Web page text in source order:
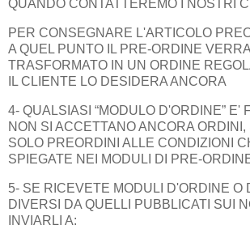
QUANDO CONTATTEREMO I NOSTRI
PER CONSEGNARE L'ARTICOLO
A QUEL PUNTO IL PRE-ORDINE
TRASFORMATO IN UN ORDINE
IL CLIENTE LO DESIDERA ANCORA
4- QUALSIASI “MODULO D'ORDINE” E'
NON SI ACCETTANO ANCORA
SOLO PREORDINI ALLE CONDIZIONI
SPIEGATE NEI MODULI DI PRE-
5- SE RICEVETE MODULI D'ORDINE O
DIVERSI DA QUELLI PUBBLICATI SUI
INVIARLI A: